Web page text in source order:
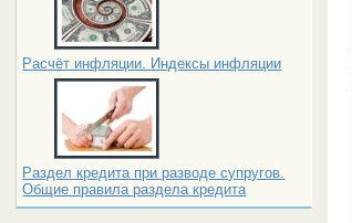
Расчёт инфляции. Индексы инфляции
Раздел кредита при разводе супругов.
Общие правила раздела кредита